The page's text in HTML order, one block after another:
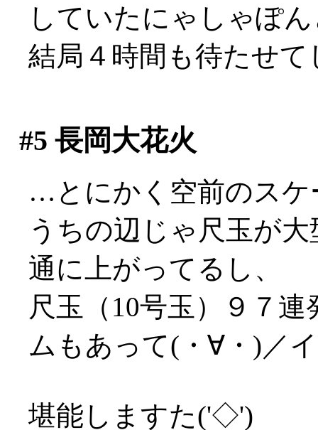
していたにゃしゃぽ
結局４時間も待たせ
#5 長岡大花火
…とにかく空前のスケ
うちの辺じゃ尺玉が
通に上がってるし、
尺玉（10号玉）９７
ムもあって(・∀・)／
堪能しますた('◇')ゞ